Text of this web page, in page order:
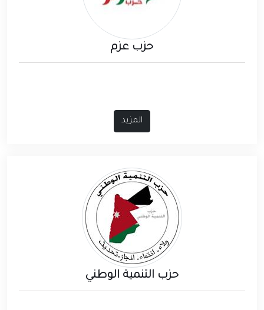
حزب عزم
المزيد
حزب التنمية الوطني